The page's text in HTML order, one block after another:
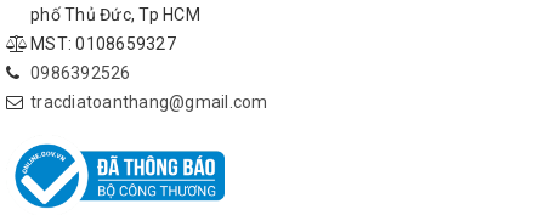
Giao Hàng Miễn Phí Trên Toàn Quốc.
Bảo Hành Và Sửa Chữa Nhanh Chóng.
Đổi Mới Sản Phẩm Trong Vòng 30 Ngày Nếu
Bị Lỗi Do Nhà Sản Xuất.
phố Thủ Đức, Tp HCM
MST: 0108659327
0986392526
tracdiatoanthang@gmail.com